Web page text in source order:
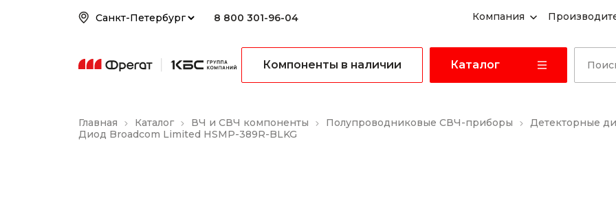
8 800 301-96-04 Компания
Компоненты в наличии Каталог
Главная Каталог ВЧ и СВЧ компоненты Полупроводниковые СВЧ-приборы
Детекторные
Диод Broadcom Limited HSMP-389R-BLKG